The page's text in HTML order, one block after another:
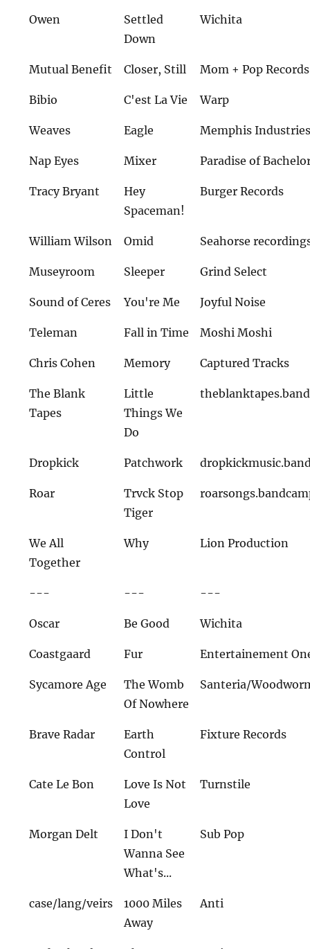
Owen
Settled
Down
Wichita
Mutual Benefit Closer, Still Mom + Pop Records
Bibio C'est La Vie Warp
Weaves Eagle Memphis
Nap Eyes Mixer Paradise of
Tracy Bryant
Hey
Spaceman!
Burger Records
William Wilson Omid Seahorse
Museyroom Sleeper Grind Select
Sound of Ceres You're Me Joyful Noise
Teleman Fall in Time Moshi Moshi
Chris Cohen Memory Captured Tracks
The Blank
Tapes
Little
Things We
Do
Dropkick Patchwork
Roar
Trvck Stop
Tiger
We All
Together
Why Lion Production
--- --- ---
Oscar Be Good Wichita
Coastgaard Fur Entertainement
Sycamore Age
The Womb
Of Nowhere
Santeria/
Brave Radar
Earth
Control
Fixture Records
Cate Le Bon
Love Is Not
Love
Turnstile
Morgan Delt
I Don't
Wanna See
What's...
Sub Pop
case/lang/veirs
1000 Miles
Away
Anti